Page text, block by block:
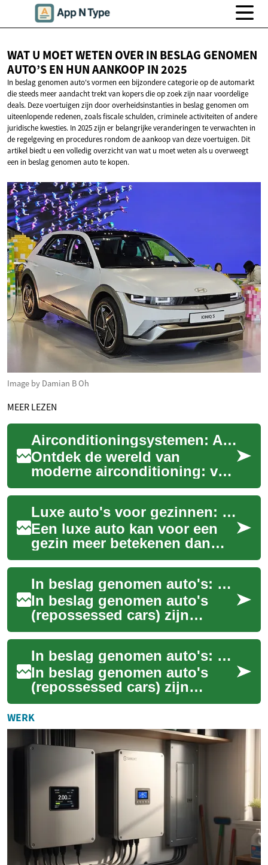
WAT U MOET WETEN OVER IN BESLAG GENOMEN
AUTO’S EN HUN AANKOOPIN 2025
In beslag genomen auto's vormen een bijzondere categorie op de automarkt
die steeds meer aandacht trekt van kopers die op zoek zijn naar voordelige
deals. Deze voertuigen zijn door overheidsinstanties in beslag genomen om
uiteenlopende redenen, zoals fiscale schulden, criminele activiteiten of andere
juridische kwesties. In 2025 zijn er belangrijke veranderingen te verwachten in
de regelgeving en procedures rondom de aankoop van deze voertuigen. Dit
artikel biedt u een volledig overzicht van wat u moet weten als u overweegt
een in beslag genomen auto te kopen.
Image by Damian B Oh
MEER LEZEN
Airconditioningsystemen: Alles wat u moet weten
Ontdek de wereld van
moderne airconditioning: van
energiezuinige modellen tot
gezondheidsvoordelen. Lees
hier alles o...
Luxe auto's voor gezinnen: wat u moet weten
Een luxe auto kan voor een
gezin meer betekenen dan
alleen een statuskeuze: het
gaat om comfort, veiligheid,
gebruiks...
In beslag genomen auto's: hoe veilingen en aankoop werken
In beslag genomen auto's
(repossessed cars) zijn
voertuigen die door een
schuldeiser of financier zijn
teruggenomen n...
In beslag genomen auto's: hoe veilingen en aankoop werken
In beslag genomen auto's
(repossessed cars) zijn
voertuigen die door een
geldverstrekker of andere
partij worden teru...
WERK